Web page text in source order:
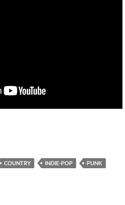
COUNTRY INDIE-POP
PUNK